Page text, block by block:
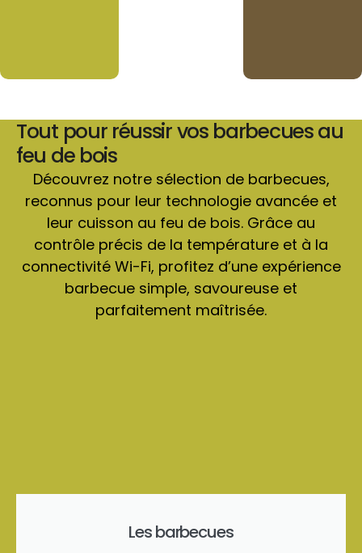
Tout pour réussir vos barbecues au
feu de bois
Découvrez notre sélection de barbecues,
reconnus pour leur technologie avancée et
leur cuisson au feu de bois. Grâce au
contrôle précis de la température et à la
connectivité Wi-Fi, profitez d’une expérience
barbecue simple, savoureuse et
parfaitement maîtrisée.
Les barbecues